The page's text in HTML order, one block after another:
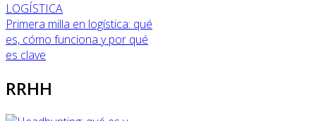
LOGÍSTICA
Primera milla en logística: qué
es, cómo funciona y por qué
es clave
RRHH